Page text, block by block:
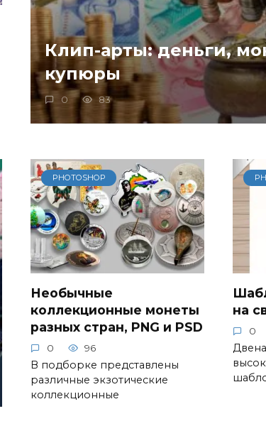
Клип-арты: деньги,
купюры
0 83
PHOTOSHOP
Необычные
коллекционные монеты
разных стран, PNG и PSD
0 96
В подборке представлены
различные экзотические
коллекционные
на
0